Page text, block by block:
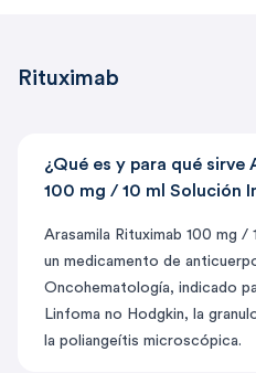
Rituximab
¿Qué es y para qué sirve
100 mg / 10 ml Solución
Arasamila Rituximab 100 mg
un medicamento de
Oncohematología, indicado
Linfoma no Hodgkin, la
la poliangeítis microscópica.